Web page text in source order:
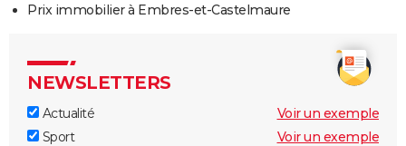
Prix immobilier à Embres-et-Castelmaure
NEWSLETTERS
Actualité
Voir un exemple
Sport
Voir un exemple